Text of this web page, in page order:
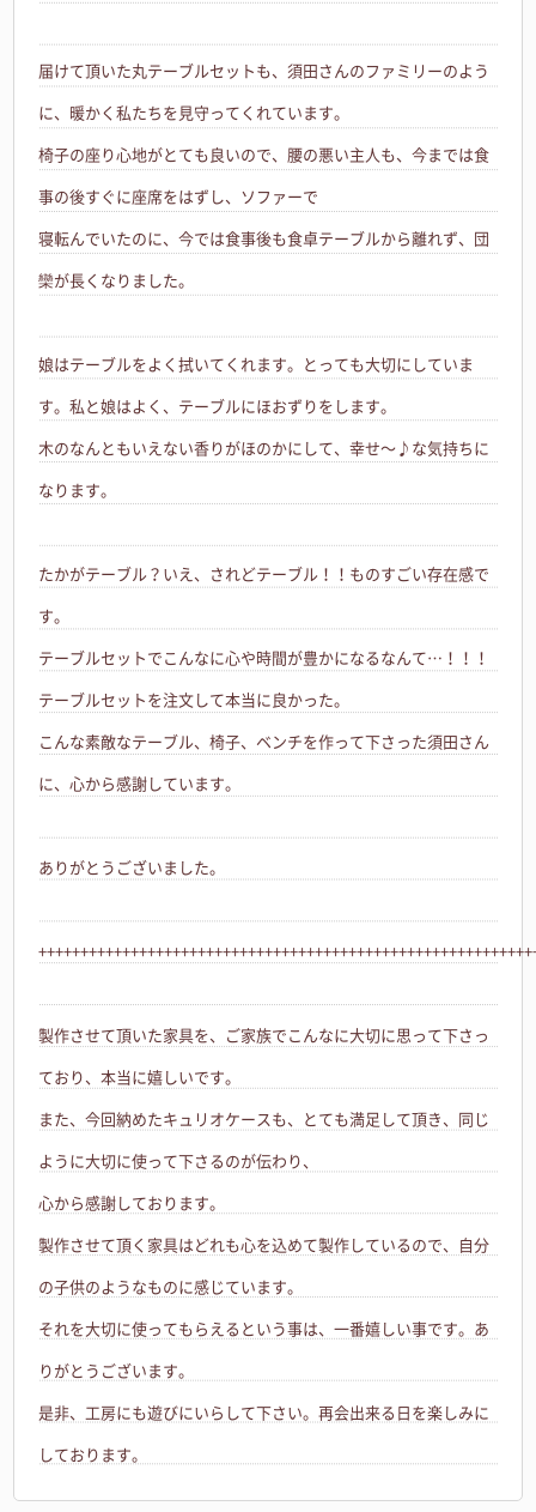
届けて頂いた丸テーブルセットも、須田さんのファミリーのよう
に、暖かく私たちを見守ってくれています。
椅子の座り心地がとても良いので、腰の悪い主人も、今までは食
事の後すぐに座席をはずし、ソファーで
寝転んでいたのに、今では食事後も食卓テーブルから離れず、団
欒が長くなりました。
娘はテーブルをよく拭いてくれます。とっても大切にしていま
す。私と娘はよく、テーブルにほおずりをします。
木のなんともいえない香りがほのかにして、幸せ～♪な気持ちに
なります。
たかがテーブル？いえ、されどテーブル！！ものすごい存在感で
す。
テーブルセットでこんなに心や時間が豊かになるなんて…！！！
テーブルセットを注文して本当に良かった。
こんな素敵なテーブル、椅子、ベンチを作って下さった須田さん
に、心から感謝しています。
ありがとうございました。
製作させて頂いた家具を、ご家族でこんなに大切に思って下さっ
ており、本当に嬉しいです。
また、今回納めたキュリオケースも、とても満足して頂き、同じ
ように大切に使って下さるのが伝わり、
心から感謝しております。
製作させて頂く家具はどれも心を込めて製作しているので、自分
の子供のようなものに感じています。
それを大切に使ってもらえるという事は、一番嬉しい事です。あ
りがとうございます。
是非、工房にも遊びにいらして下さい。再会出来る日を楽しみに
しております。